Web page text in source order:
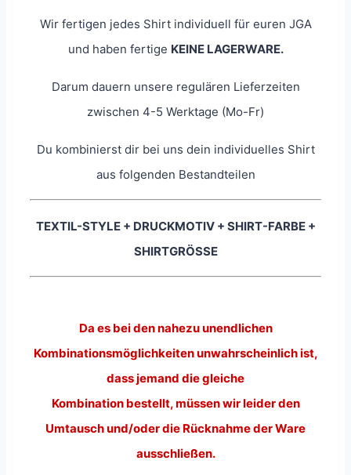
Wir fertigen jedes Shirt individuell für euren JGA
und haben fertige KEINE LAGERWARE.
Darum dauern unsere regulären Lieferzeiten
zwischen 4-5 Werktage (Mo-Fr)
Du kombinierst dir bei uns dein individuelles Shirt
aus folgenden Bestandteilen
TEXTIL-STYLE + DRUCKMOTIV + SHIRT-FARBE +
SHIRTGRÖSSE
Da es bei den nahezu unendlichen
Kombinationsmöglichkeiten unwahrscheinlich ist,
dass jemand die gleiche
Kombination bestellt, müssen wir leider den
Umtausch und/oder die Rücknahme der Ware
ausschließen.